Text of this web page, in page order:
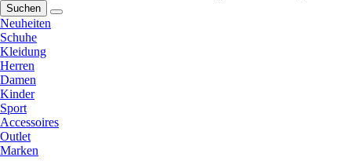
Suchen
Neuheiten
Schuhe
Kleidung
Herren
Damen
Kinder
Sport
Accessoires
Outlet
Marken